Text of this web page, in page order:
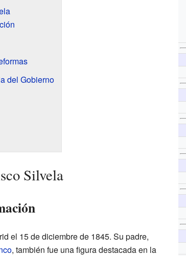
del Gobierno
Silvela
el 15 de diciembre de 1845. Su padre,
, también fue una figura destacada en la